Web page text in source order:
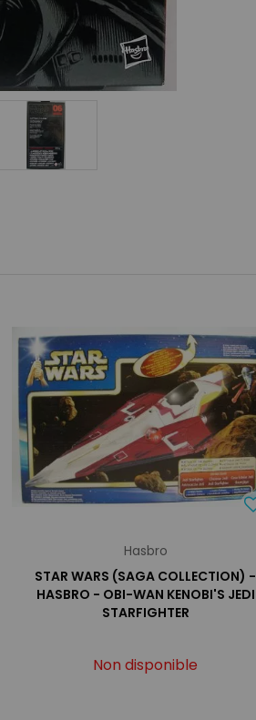
Hasbro
STAR WARS (SAGA COLLECTION) -
HASBRO - OBI-WAN KENOBI'S JEDI
STARFIGHTER
Non disponible